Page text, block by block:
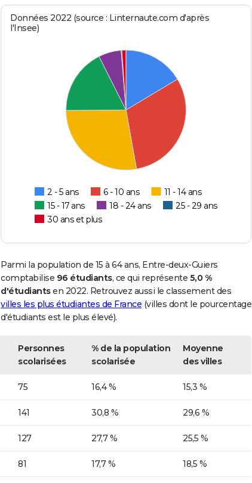
Données 2022 (source : Linternaute.com d'après
l'Insee)
2 - 5 ans 6 - 10 ans
11 - 14 ans
15 - 17 ans
18 - 24 ans
25 - 29 ans
30 ans et plus
Parmi la population de 15 à 64 ans, Entre-deux-Guiers
comptabilise 96 étudiants, ce qui représente 5,0 %
d'étudiantsen 2022. Retrouvez aussi le classement des
villes les plus étudiantes de France (villes dont le pourcentage
d'étudiants est le plus élevé).
Personnes
scolarisées
% de la population
scolarisée
Moyenne
des villes
75 16,4 % 15,3 %
141 30,8 % 29,6 %
127 27,7 % 25,5 %
81 17,7 % 18,5 %